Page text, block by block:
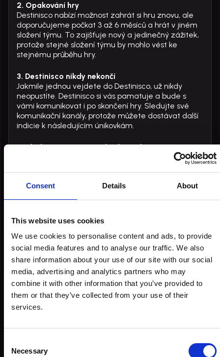
Consent Details About
This website uses cookies
We use cookies to personalise content and ads, to provide
social media features and to analyse our traffic. We also
share information about your use of our site with our social
media, advertising and analytics partners who may
combine it with other information that you’ve provided to
them or that they’ve collected from your use of their
services.
Selection
Necessary
2. Opakování hry
Destinisco nabízí možnost zahrát si hru znovu, ale
doporučujeme počkat 3 až 6 měsíců a hrát v jiném
složení týmu. To zajišťuje nový a jedinečný zážitek,
protože stejné složení týmu by mohlo vést ke
stejnému průběhu hry.
3. Destinisco nikdy nekončí
Jakmile jednou vejdete do Destinisco, už nikdy
neopustíte. Destinisco si vás pamatuje a bude s
vámi komunikovat i po skončení hry. Sledujte své
komunikační kanály, protože můžete dostávat další
indicie k následujícím únikovkám.
4. Sledujte nás na sociálních sítích
Sledujte Destinisco na Instagramu a TikToku, kde
5. Zpětná vazba a spolupráce
chtěli podílet na Destinisco, napište nám na e-mail
jsou pro nás velmi cenné.
FAQ
či e-mailu.